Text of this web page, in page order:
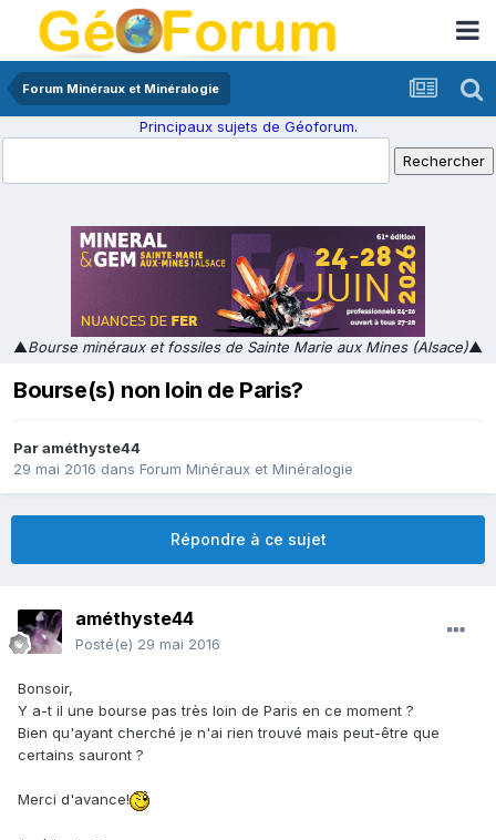
Forum Minéraux et Minéralogie
Principaux sujets de Géoforum.
▲Bourse minéraux et fossiles de Sainte Marie aux Mines (Alsace)▲
Bourse(s) non loin de Paris?
Paraméthyste44
29 mai 2016 dans Forum Minéraux et Minéralogie
Répondre à ce sujet
améthyste44
Posté(e) 29 mai 2016
Bonsoir,
Y a-t il une bourse pas très loin de Paris en ce moment ?
Bien qu'ayant cherché je n'ai rien trouvé mais peut-être que
certains sauront ?
Merci d'avance!